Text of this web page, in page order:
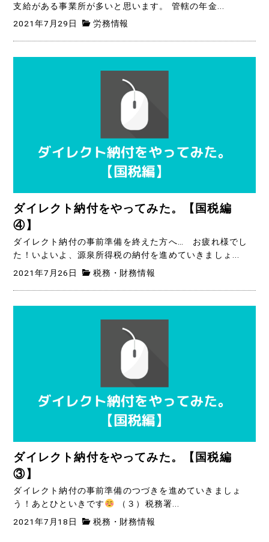
支給がある事業所が多いと思います。 管轄の年金...
2021年7月29日 労務情報
ダイレクト納付をやってみた。【国税編
④】
ダイレクト納付の事前準備を終えた方へ… お疲れ様でし
た！いよいよ、源泉所得税の納付を進めていきましょ...
2021年7月26日 税務・財務情報
ダイレクト納付をやってみた。【国税編
③】
ダイレクト納付の事前準備のつづきを進めていきましょ
う！あとひといきです
（３）税務署...
2021年7月18日 税務・財務情報